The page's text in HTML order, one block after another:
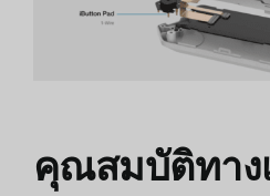
คุณสมบัติทาง